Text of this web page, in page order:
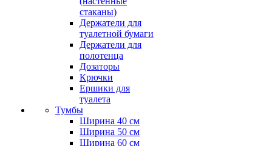
стаканы)
Держатели для
туалетной бумаги
Держатели для
полотенца
Дозаторы
Крючки
Ершики для
туалета
Тумбы
Ширина 40 см
Ширина 50 см
Ширина 60 см